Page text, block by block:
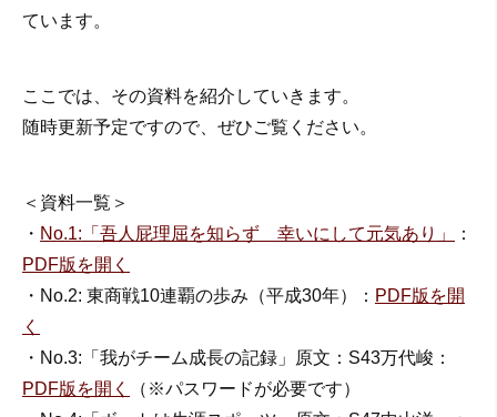
ています。
ここでは、その資料を紹介していきます。
随時更新予定ですので、ぜひご覧ください。
＜資料一覧＞
・ No.1:「吾人屁理屈を知らず 幸いにして元気あり」
：
PDF版を開く
・No.2: 東商戦10連覇の歩み（平成30年）： PDF版を開
く
・No.3:「我がチーム成長の記録」原文：S43万代峻：
PDF版を開く
（※パスワードが必要です）